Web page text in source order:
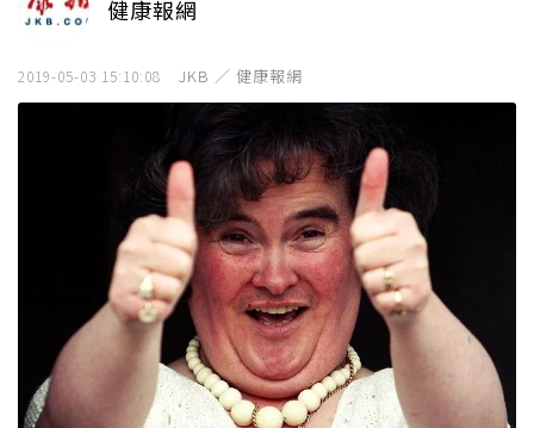
健康報網
2019-05-03 15:10:08 JKB ／ 健康報網